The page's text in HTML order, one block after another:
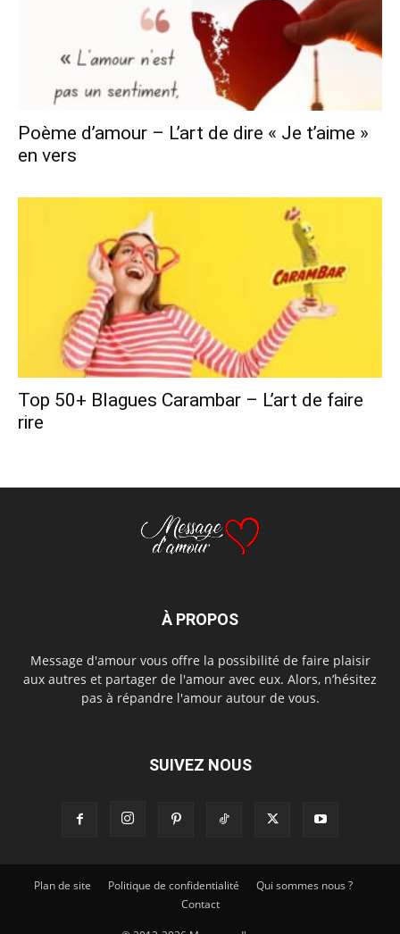
Poème d’amour – L’art de dire « Je t’aime »
en vers
Top 50+ Blagues Carambar – L’art de faire
rire
À PROPOS
Message d'amour vous offre la possibilité de faire plaisir
aux autres et partager de l'amour avec eux. Alors, n’hésitez
pas à répandre l'amour autour de vous.
SUIVEZ NOUS
Plan de site Politique de confidentialité
Qui sommes nous ?
Contact